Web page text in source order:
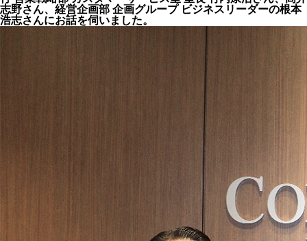
志野さん、経営企画部 企画グループ ビジネスリーダーの根本
浩志さんにお話を伺いました。